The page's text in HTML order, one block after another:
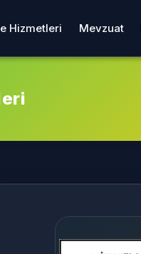
Hizmetleri Mevzuat